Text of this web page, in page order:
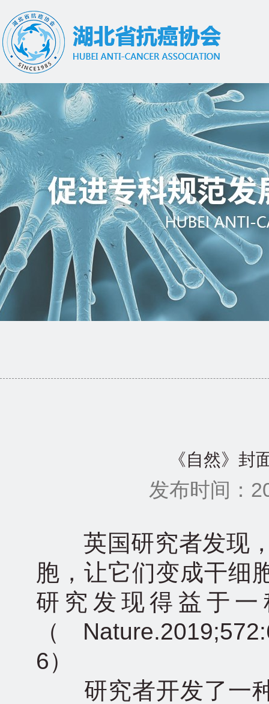
《自然》封
发布时间：
英国研究者发现，
胞，让它们变成干细
研究发现得益于
（
6）
研究者开发了一种